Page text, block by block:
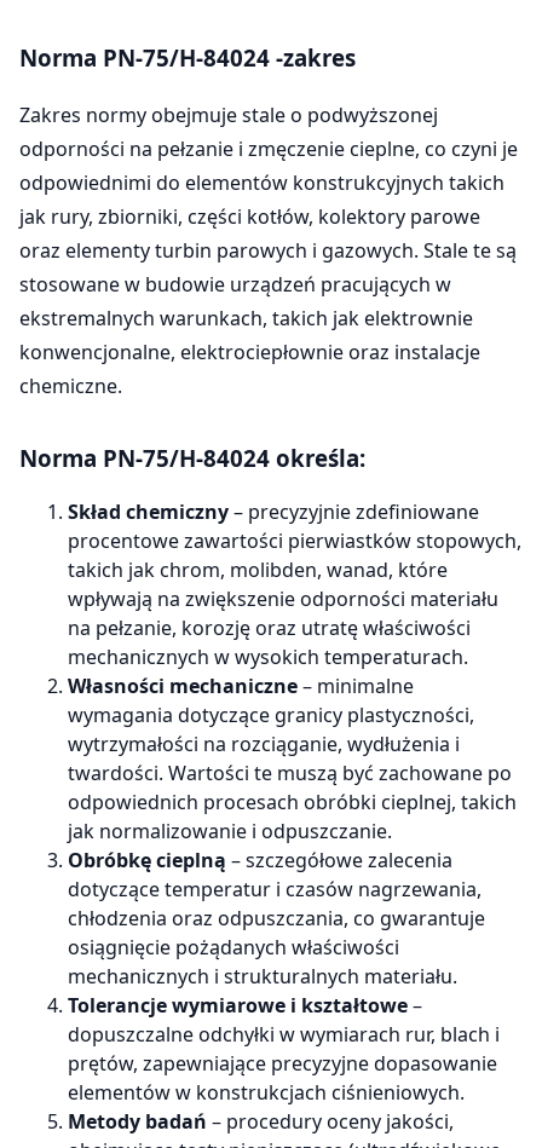
Norma PN-75/H-84024 -zakres
Zakres normy obejmuje stale o podwyższonej
odporności na pełzanie i zmęczenie cieplne, co czyni je
odpowiednimi do elementów konstrukcyjnych takich
jak rury, zbiorniki, części kotłów, kolektory parowe
oraz elementy turbin parowych i gazowych. Stale te są
stosowane w budowie urządzeń pracujących w
ekstremalnych warunkach, takich jak elektrownie
konwencjonalne, elektrociepłownie oraz instalacje
chemiczne.
Norma PN-75/H-84024 określa:
Skład chemiczny– precyzyjnie zdefiniowane
procentowe zawartości pierwiastków stopowych,
takich jak chrom, molibden, wanad, które
wpływają na zwiększenie odporności materiału
na pełzanie, korozję oraz utratę właściwości
mechanicznych w wysokich temperaturach.
Własności mechaniczne– minimalne
wymagania dotyczące granicy plastyczności,
wytrzymałości na rozciąganie, wydłużenia i
twardości. Wartości te muszą być zachowane po
odpowiednich procesach obróbki cieplnej, takich
jak normalizowanie i odpuszczanie.
Obróbkę cieplną – szczegółowe zalecenia
dotyczące temperatur i czasów nagrzewania,
chłodzenia oraz odpuszczania, co gwarantuje
osiągnięcie pożądanych właściwości
mechanicznych i strukturalnych materiału.
Tolerancje wymiarowe i kształtowe–
dopuszczalne odchyłki w wymiarach rur, blach i
prętów, zapewniające precyzyjne dopasowanie
elementów w konstrukcjach ciśnieniowych.
Metody badań – procedury oceny jakości,